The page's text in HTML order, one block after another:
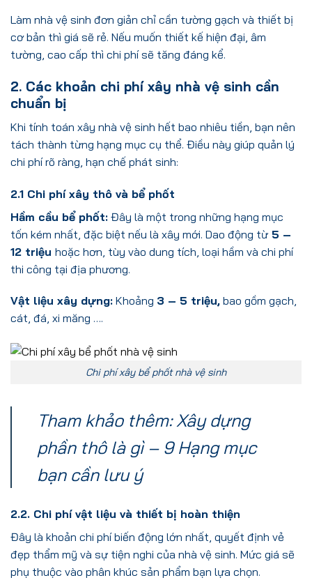
Làm nhà vệ sinh đơn giản chỉ cần tường gạch và thiết bị
cơ bản thì giá sẽ rẻ. Nếu muốn thiết kế hiện đại, âm
tường, cao cấp thì chi phí sẽ tăng đáng kể.
2. Các khoản chi phí xây nhà vệ sinh cần
chuẩn bị
Khi tính toán xây nhà vệ sinh hết bao nhiêu tiền, bạn nên
tách thành từng hạng mục cụ thể. Điều này giúp quản lý
chi phí rõ ràng, hạn chế phát sinh:
2.1 Chi phí xây thô và bể phốt
Hầm cầu bể phốt: Đây là một trong những hạng mục
tốn kém nhất, đặc biệt nếu là xây mới. Dao động từ 5 –
12 triệu hoặc hơn, tùy vào dung tích, loại hầm và chi phí
thi công tại địa phương.
Vật liệu xây dựng: Khoảng 3 – 5 triệu, bao gồm gạch,
cát, đá, xi măng ….
Chi phí xây bể phốt nhà vệ sinh
Tham khảo thêm:Xây dựng
phần thô là gì – 9 Hạng mục
bạn cần lưu ý
2.2. Chi phí vật liệu và thiết bị hoàn thiện
Đây là khoản chi phí biến động lớn nhất, quyết định vẻ
đẹp thẩm mỹ và sự tiện nghi của nhà vệ sinh. Mức giá sẽ
phụ thuộc vào phân khúc sản phẩm bạn lựa chọn.